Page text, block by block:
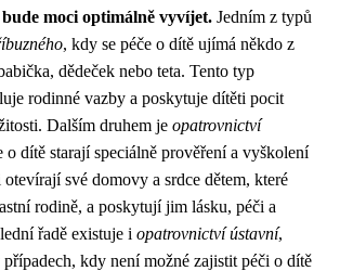
moci optimálně vyvíjet. Jedním z typů
, kdy se péče o dítě ujímá někdo z
dědeček nebo teta. Tento typ
rodinné vazby a poskytuje dítěti pocit
Dalším druhem je opatrovnictví
o dítě starají speciálně prověření a vyškolení
otevírají své domovy a srdce dětem, které
rodině, a poskytují jim lásku, péči a
řadě existuje i opatrovnictví ústavní,
kdy není možné zajistit péči o dítě